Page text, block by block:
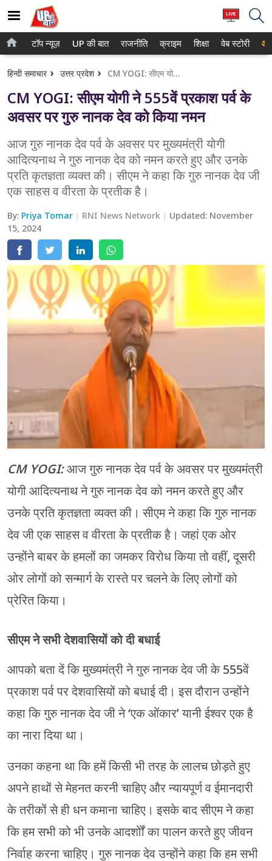
होम
टॉप न्यूज़
UP की बात
क्राइम
शिक्षा
वेब स्टोरी
टॉप न्यूज़ UP की बात राजनीति क्राइम शिक्षा वेब स्टोरी
हिन्दी समाचार उत्तर प्रदेश CM YOGI: सीएम योगी ने 555वें प्रकाश पर्व के अवसर पर गुरु नानक देव को किया नमन
CM YOGI: सीएम योगी ने 555वें प्रकाश पर्व के
अवसर पर गुरु नानक देव को किया नमन
आज गुरु नानक देव पर्व के अवसर पर मुख्यमंत्री योगी
आदित्यनाथ ने गुरु नानक देव को नमन करते हुए और उनके
प्रति कृतज्ञता व्यक्त की। सीएम ने कहा कि गुरु नानक देव जी
एक साहस व वीरता के प्रतीक है।
By: Priya Tomar RNI News Network Updated: November
15, 2024
CM YOGI:आज गुरु नानक देव पर्व के अवसर पर मुख्यमंत्री
योगी आदित्यनाथ ने गुरु नानक देव को नमन करते हुए और
उनके प्रति कृतज्ञता व्यक्त की। सीएम ने कहा कि गुरु नानक
देव जी एक साहस व वीरता के प्रतीक है। जहां एक ओर
उन्होंने बाबर के हमलों का जमकर विरोध किया तो वहीं, दूसरी
ओर लोगों को सन्मार्ग के रास्ते पर चलने के लिए लोगों को
प्रेरित किया।
सीएम ने सभी देशवासियों को दी बधाई
आपको बता दें कि मुख्यमंत्री ने गुरु नानक देव जी के 555वें
प्रकाश पर्व पर देशवासियों को बधाई दी। इस दौरान उन्होंने
कहा कि गुरु नानक देव जी ने ‘एक ओंकार’ यानी ईश्वर एक है
का नारा दिया था।
उनका कहना था कि हमें किसी भी तरह के लालच छोड़ते हुए
अपने हाथों से मेहनत करनी चाहिए और न्यायपूर्ण व ईमानदारी
के तरीकों से ही धन कमाना चाहिए। इसके बाद सीएम ने कहा
कि हम सभी को भी उनके आदर्शोों का पालन करते हुए जीवन
निर्वाह करना चाहिए। गुरु नानक देव उन्होंने कहा कि हम सभी
गाजियाबाद
लखनऊ
वाराणसी
आगरा
अयोध्या
अलीगढ़
मथुरा
मेरठ
मुरादाबाद